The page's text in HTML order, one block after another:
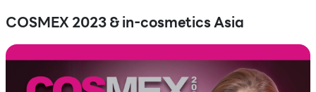
COSMEX 2023 & in-cosmetics Asia